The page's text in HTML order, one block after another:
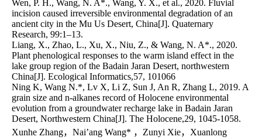
Wen, P. H., Wang, N. A*., Wang, Y. X., et al., 2020. Fluvial
incision caused irreversible environmental degradation of an
ancient city in the Mu Us Desert, China[J]. Quaternary
Research, 99:1–13.
Liang, X., Zhao, L., Xu, X., Niu, Z., & Wang, N. A*., 2020.
Plant phenological responses to the warm island effect in the
lake group region of the Badain Jaran Desert, northwestern
China[J]. Ecological Informatics,57, 101066
Ning K, Wang N.*, Lv X, Li Z, Sun J, An R, Zhang L, 2019. A
grain size and n-alkanes record of Holocene environmental
evolution from a groundwater recharge lake in Badain Jaran
Desert, Northwestern China[J]. The Holocene,29, 1045-1058.
Xunhe Zhang，Nai’ang Wang* ，Zunyi Xie，Xuanlong